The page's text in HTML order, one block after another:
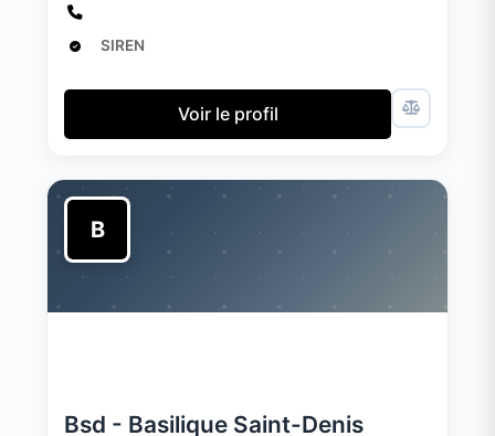
SIREN
Voir le profil
B
Bsd - Basilique Saint-Denis